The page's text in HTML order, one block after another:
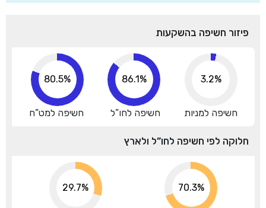
פיזור חשיפה בהשקעות
3.2%
חשיפה למניות
94.7%
חשיפה לחו”ל
80.6%
חשיפה למט”ח
חלוקה לפי חשיפה לחו”ל ולארץ
70.3%
29.7%